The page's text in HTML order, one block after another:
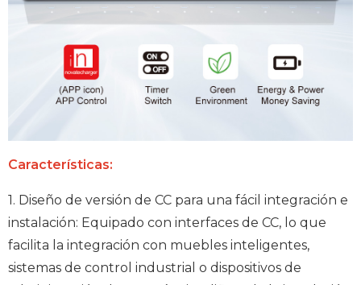
Características:
1. Diseño de versión de CC para una fácil integración e
instalación: Equipado con interfaces de CC, lo que
facilita la integración con muebles inteligentes,
sistemas de control industrial o dispositivos de